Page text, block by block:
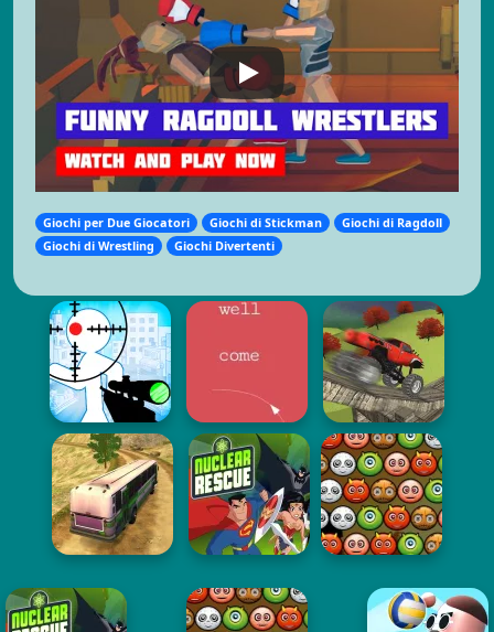
Giochi per Due Giocatori Giochi di Stickman
Giochi di Ragdoll
Giochi di Wrestling
Giochi Divertenti